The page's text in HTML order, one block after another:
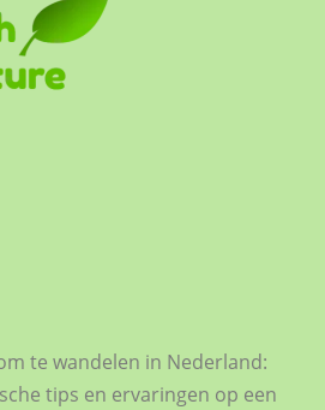
te wandelen in Nederland:
tips en ervaringen op een